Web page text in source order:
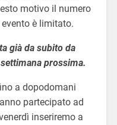
motivo il numero
è limitato.
già da subito da
prossima.
a dopodomani
partecipato ad
inseriremo a